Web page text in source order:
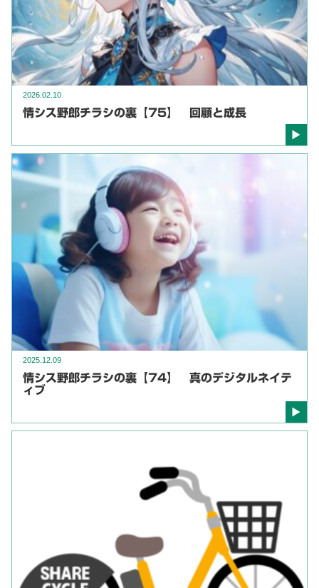
2026.02.10
情シス野郎チラシの裏【75】 回顧と成長
2025.12.09
情シス野郎チラシの裏【74】 真のデジタルネイテ
ィブ